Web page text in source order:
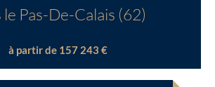
le Pas-De-Calais (62)
à partir de 157 243 €